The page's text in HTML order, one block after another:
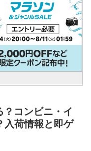
コンビニ・イ
入荷情報と即ゲ